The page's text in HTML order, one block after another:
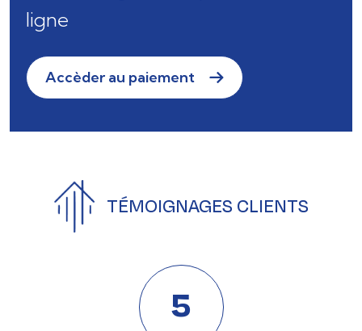
ligne
Accèder au paiement
TÉMOIGNAGES CLIENTS
5